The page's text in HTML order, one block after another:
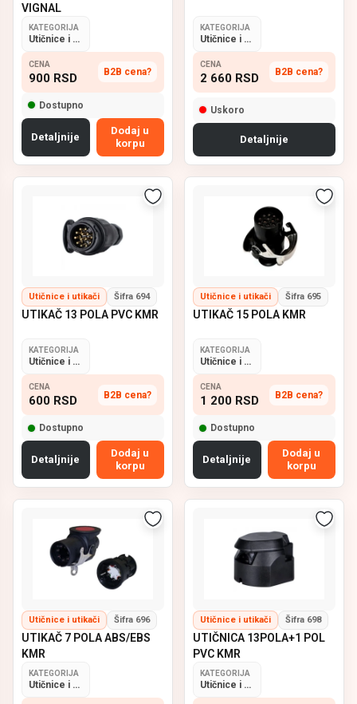
VIGNAL
KATEGORIJA
Utičnice i utikači
CENA
900 RSD B2B cena?
Dostupno
Detaljnije
Dodaj u
korpu
KATEGORIJA
Utičnice i utikači
CENA
2 660 RSD B2B cena?
Uskoro
Detaljnije
Utičnice i utikači Šifra 694
UTIKAČ 13 POLA PVC KMR
KATEGORIJA
Utičnice i utikači
CENA
600 RSD B2B cena?
Dostupno
Detaljnije
Dodaj u
korpu
Utičnice i utikači Šifra 695
UTIKAČ 15 POLA KMR
KATEGORIJA
Utičnice i utikači
CENA
1 200 RSD B2B cena?
Dostupno
Detaljnije
Dodaj u
korpu
Utičnice i utikači Šifra 696
UTIKAČ 7 POLA ABS/EBS
KMR
KATEGORIJA
Utičnice i utikači
Utičnice i utikači Šifra 698
UTIČNICA 13POLA+1 POL
PVC KMR
KATEGORIJA
Utičnice i utikači